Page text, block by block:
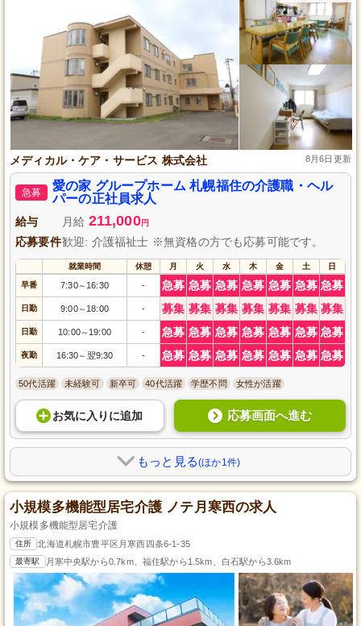
メディカル・ケア・サービス 株式会社 8月6日更新
急募
愛の家 グループホーム 札幌福住の介護職・ヘル
パーの正社員求人
給与 月給 211,000円
応募要件歓迎: 介護福祉士 ※無資格の方でも応募可能です。
就業時間 休憩 月 火 水 木 金 土 日
早番 7:30～ 16:30 - 急募 急募 急募 急募 急募 急募 急募
日勤 9:00～ 18:00 - 募集 募集 募集 募集 募集 募集 募集
日勤 10:00～ 19:00 - 急募 急募 急募 急募 急募 急募 急募
夜勤 16:30～ 翌9:30 - 急募 急募 急募 急募 急募 急募 急募
50代活躍 未経験可 新卒可 40代活躍 学歴不問 女性が活躍
お気に入り に追加 応募画面へ進む
もっと見る(ほか1件)
小規模多機能型居宅介護 ノテ月寒西の求人
小規模多機能型居宅介護
住所 北海道札幌市豊平区月寒西四条6-1-35
最寄駅 月寒中央駅から0.7km、福住駅から1.5km、白石駅から3.6km